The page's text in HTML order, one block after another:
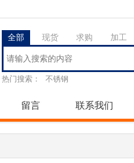
全部 现货 求购 加工
热门搜索： 不锈钢
留言 联系我们